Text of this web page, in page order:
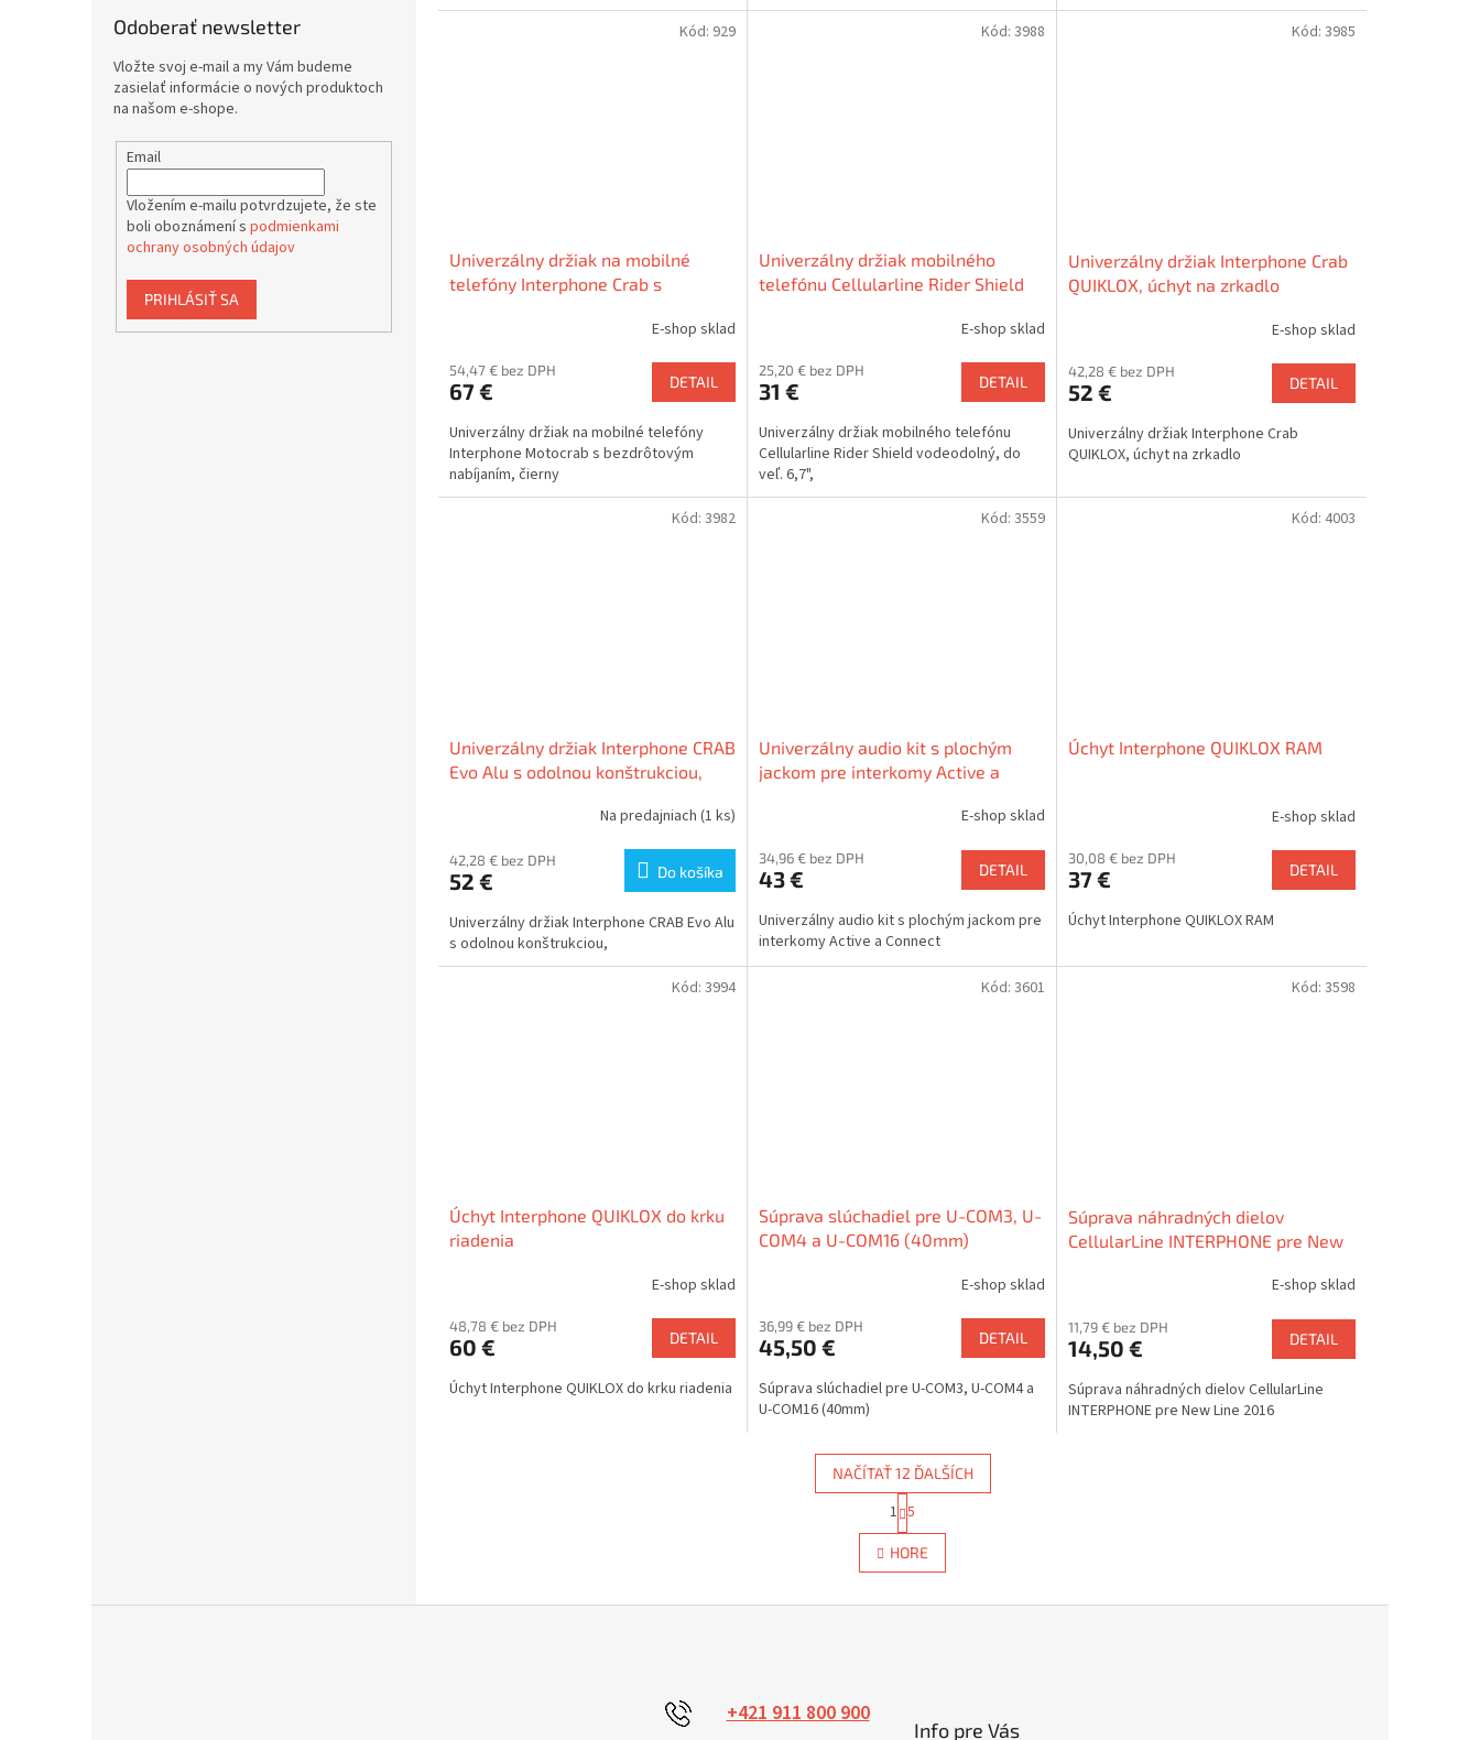
Odoberať newsletter
Vložte svoj e-mail a my Vám budeme
zasielať informácie o nových produktoch
na našom e-shope.
Email
Vložením e-mailu potvrdzujete, že ste
boli oboznámení s podmienkami
ochrany osobných údajov
PRIHLÁSIŤ SA
Univerzálny držiak na mobilné
telefóny Interphone Crab s
E-shop sklad
54,47 € bez DPH
67 € DETAIL
Univerzálny držiak na mobilné telefóny
Interphone Motocrab s bezdrôtovým
nabíjaním, čierny
Kód: 929
Univerzálny držiak mobilného
telefónu Cellularline Rider Shield
E-shop sklad
25,20 € bez DPH
31 € DETAIL
Univerzálny držiak mobilného telefónu
Cellularline Rider Shield vodeodolný, do
veľ. 6,7",
Kód: 3988
Univerzálny držiak Interphone Crab
QUIKLOX, úchyt na zrkadlo
E-shop sklad
42,28 € bez DPH
52 € DETAIL
Univerzálny držiak Interphone Crab
QUIKLOX, úchyt na zrkadlo
Kód: 3985
Univerzálny držiak Interphone CRAB
Evo Alu s odolnou konštrukciou,
Na predajniach (1 ks)
42,28 € bez DPH
52 € Do košíka
Univerzálny držiak Interphone CRAB Evo Alu
s odolnou konštrukciou,
Kód: 3982
Univerzálny audio kit s plochým
jackom pre interkomy Active a
E-shop sklad
34,96 € bez DPH
43 € DETAIL
Univerzálny audio kit s plochým jackom pre
interkomy Active a Connect
Kód: 3559
Úchyt Interphone QUIKLOX RAM
E-shop sklad
30,08 € bez DPH
37 € DETAIL
Úchyt Interphone QUIKLOX RAM
Kód: 4003
Úchyt Interphone QUIKLOX do krku
riadenia
E-shop sklad
48,78 € bez DPH
60 € DETAIL
Úchyt Interphone QUIKLOX do krku riadenia
Kód: 3994
Súprava slúchadiel pre U-COM3, U-
COM4 a U-COM16 (40mm)
E-shop sklad
36,99 € bez DPH
45,50 € DETAIL
Súprava slúchadiel pre U-COM3, U-COM4 a
U-COM16 (40mm)
Kód: 3601
Súprava náhradných dielov
CellularLine INTERPHONE pre New
E-shop sklad
11,79 € bez DPH
14,50 € DETAIL
Súprava náhradných dielov CellularLine
INTERPHONE pre New Line 2016
Kód: 3598
O
v
l
d
NAČÍTAŤ 12 ĎALŠÍCH
S
t
r
á
n
1 5
HORE
+421 911 800 900
Info pre Vás